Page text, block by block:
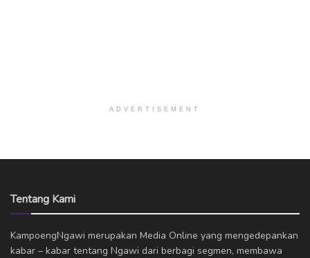
ADVERTISEMENT
Tentang Kami
KampoengNgawi merupakan Media Online yang mengedepankan
kabar – kabar tentang Ngawi dari berbagi segmen, membawa